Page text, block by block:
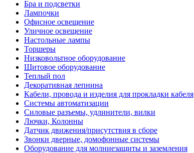
Бра и подсветки
Лампочки
Офисное освещение
Уличное освещение
Настольные лампы
Торшеры
Низковольтное оборудование
Щитовое оборудование
Теплый пол
Декоративная лепнина
Кабели, провода и изделия для прокладки кабеля
Системы автоматизации
Силовые разъемы, удлинители, вилки
Лючки, Колонны
Датчик движения/присутствия в сборе
Звонки дверные, домофонные системы
Оборудование для молниезащиты и заземления